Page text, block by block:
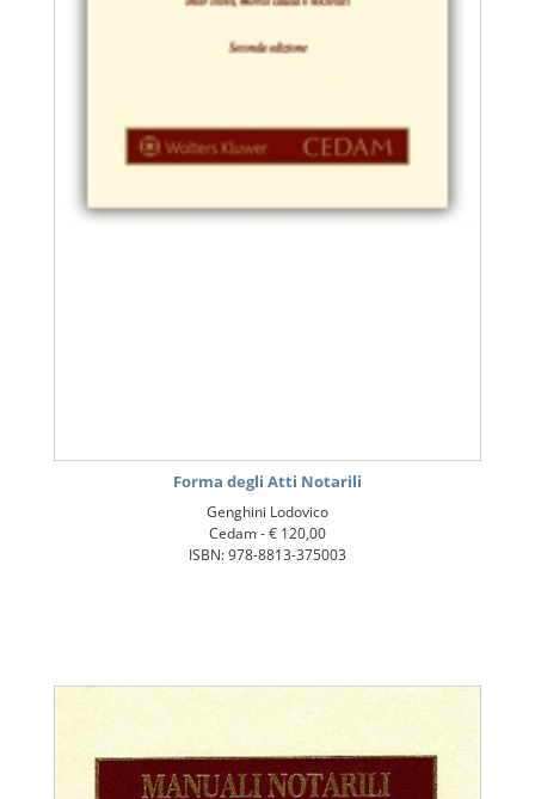
Forma degli Atti Notarili
Genghini Lodovico
Cedam -€ 120,00
ISBN: 978-8813-375003